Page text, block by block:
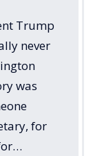
Trump
never
was
for